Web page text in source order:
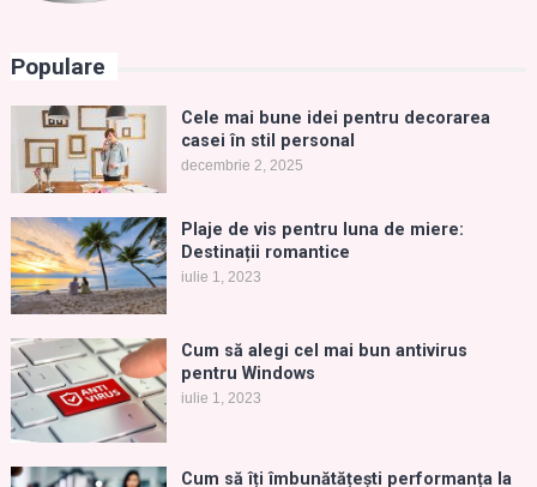
Populare
Cele mai bune idei pentru decorarea
casei în stil personal
decembrie 2, 2025
Plaje de vis pentru luna de miere:
Destinații romantice
iulie 1, 2023
Cum să alegi cel mai bun antivirus
pentru Windows
iulie 1, 2023
Cum să îți îmbunătățești performanța la